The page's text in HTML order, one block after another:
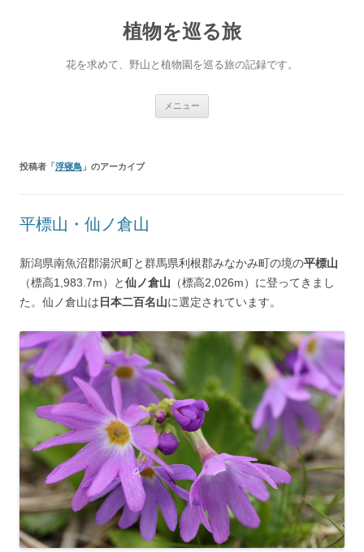
植物を巡る旅
花を求めて、野山と植物園を巡る旅の記録です。
メニュー
投稿者「浮寝鳥 」のアーカイブ
平標山・仙ノ倉山
新潟県南魚沼郡湯沢町と群馬県利根郡みなかみ町の境の平標山
（標高1,983.7m）と仙ノ倉山 （標高2,026m）に登ってきまし
た。仙ノ倉山は 日本二百名山に選定されています。